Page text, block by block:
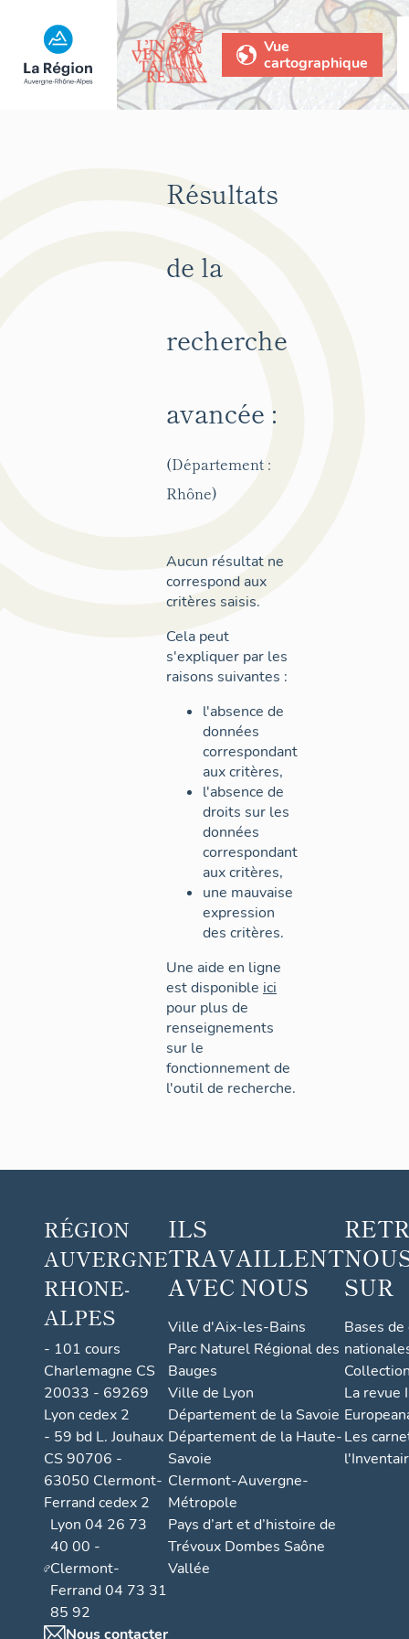
Vue
cartographique
Résultats
de la
recherche
avancée :
(Département :
Rhône)
Aucun résultat ne
correspond aux
critères saisis.
Cela peut
s'expliquer par les
raisons suivantes :
l'absence de
données
correspondant
aux critères,
l'absence de
droits sur les
données
correspondant
aux critères,
une mauvaise
expression
des critères.
Une aide en ligne
est disponible ici
pour plus de
renseignements
sur le
fonctionnement de
l'outil de recherche.
RÉGION
AUVERGNE
RHONE-
ALPES
- 101 cours
Charlemagne CS
20033 - 69269
Lyon cedex 2
- 59 bd L. Jouhaux
CS 90706 -
63050 Clermont-
Ferrand cedex 2
Lyon 04 26 73
40 00 -
Clermont-
Ferrand 04 73 31
85 92
Nous contacter
ILS
TRAVAILLENT
AVEC NOUS
Ville d'Aix-les-Bains
Parc Naturel Régional des
Bauges
Ville de Lyon
Département de la Savoie
Département de la Haute-
Savoie
Clermont-Auvergne-
Métropole
Pays d’art et d’histoire de
Trévoux Dombes Saône
Vallée
SUR
Bases
La revue
Les